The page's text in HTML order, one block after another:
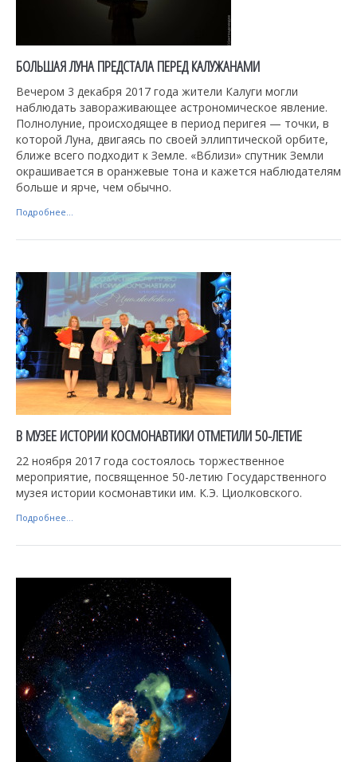
БОЛЬШАЯ ЛУНА ПРЕДСТАЛА ПЕРЕД КАЛУЖАНАМИ
Вечером 3 декабря 2017 года жители Калуги могли
наблюдать завораживающее астрономическое явление.
Полнолуние, происходящее в период перигея — точки, в
которой Луна, двигаясь по своей эллиптической орбите,
ближе всего подходит к Земле. «Вблизи» спутник Земли
окрашивается в оранжевые тона и кажется наблюдателям
больше и ярче, чем обычно.
Подробнее...
В МУЗЕЕ ИСТОРИИ КОСМОНАВТИКИ ОТМЕТИЛИ 50-ЛЕТИЕ
22 ноября 2017 года состоялось торжественное
мероприятие, посвященное 50-летию Государственного
музея истории космонавтики им. К.Э. Циолковского.
Подробнее...